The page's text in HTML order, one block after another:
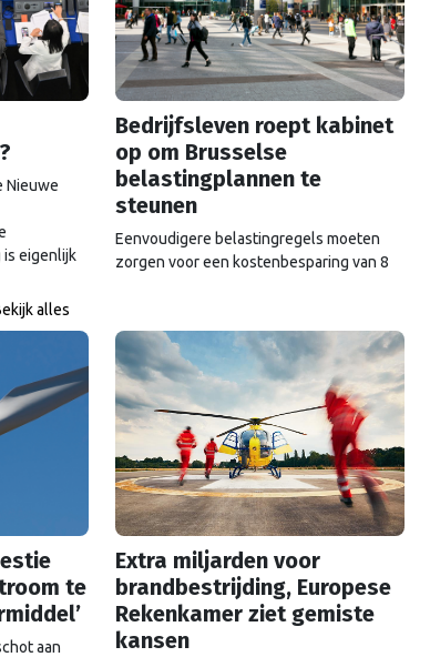
Nieuwe
is eigenlijk
Bedrijfsleven roept kabinet
op om Brusselse
belastingplannen te
steunen
Eenvoudigere belastingregels moeten
zorgen voor een kostenbesparing van 8
ook een impact op de Nederlandse
schatkist.
alles
te
aan
Extra miljarden voor
brandbestrijding, Europese
Rekenkamer ziet gemiste
kansen